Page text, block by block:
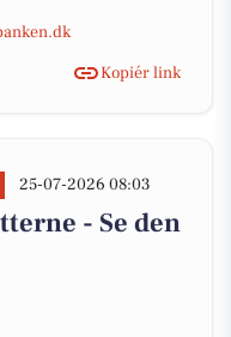
Kopiér link
25-07-2026 08:03
- Se den